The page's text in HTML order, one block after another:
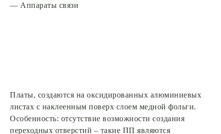
— Аппараты связи
Платы, создаются на оксидированных алюминиевых
листах с наклеенным поверх слоем медной фольги.
Особенность: отсутствие возможности создания
переходных отверстий – такие ПП являются